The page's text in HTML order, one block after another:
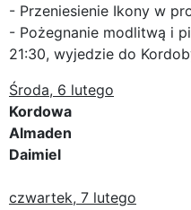
- Przeniesienie Ikony w
- Pożegnanie modlitwą i
21:30, wyjedzie do
Środa, 6 lutego
Kordowa
Almaden
Daimiel
czwartek, 7 lutego